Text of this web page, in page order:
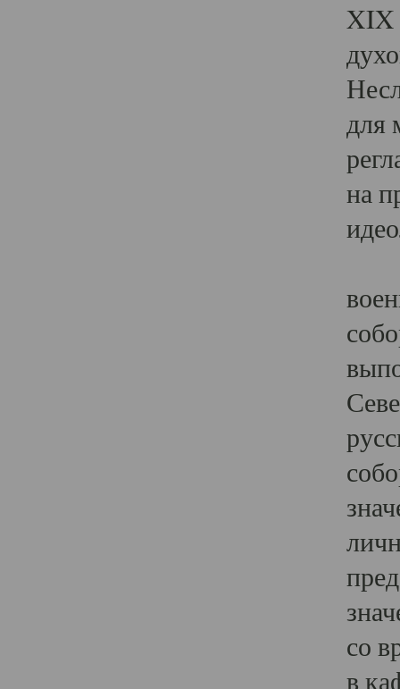
XIX
для
на
со
в